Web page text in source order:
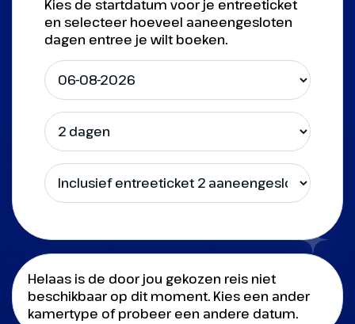
Kies de startdatum voor je entreeticket
en selecteer hoeveel aaneengesloten
dagen entree je wilt boeken.
Helaas is de door jou gekozen reis niet
beschikbaar op dit moment. Kies een ander
kamertype of probeer een andere datum.